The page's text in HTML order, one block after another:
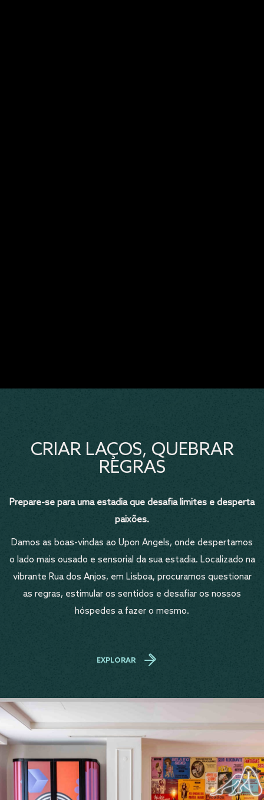
CRIAR LAÇOS, QUEBRAR
REGRAS
Prepare-se para uma estadia que desafia limites e desperta
paixões.
Damos as boas-vindas ao Upon Angels, onde despertamos
o lado mais ousado e sensorial da sua estadia. Localizado na
vibrante Rua dos Anjos, em Lisboa, procuramos questionar
as regras, estimular os sentidos e desafiar os nossos
hóspedes a fazer o mesmo.
EXPLORAR